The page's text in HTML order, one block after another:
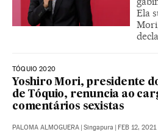
Ela
TÓQUIO 2020
Yoshiro Mori, presidente
de Tóquio, renuncia ao
comentários sexistas
PALOMA ALMOGUERA | Singapura | FEB 12,